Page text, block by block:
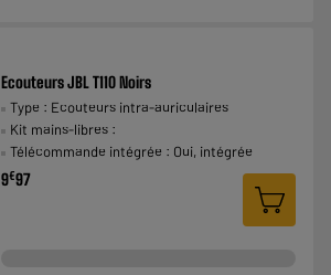
Ecouteurs JBL T110 Noirs
Type : Ecouteurs intra-auriculaires
Kit mains-libres :
Télécommande intégrée : Oui, intégrée
9€97